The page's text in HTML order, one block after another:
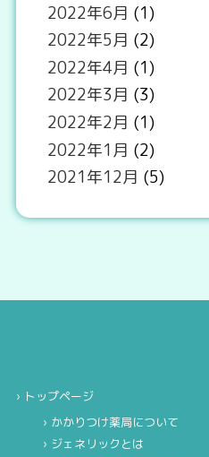
2022年6月 (1)
2022年5月 (2)
2022年4月 (1)
2022年3月 (3)
2022年2月 (1)
2022年1月 (2)
2021年12月 (5)
トップページ
かかりつけ薬局について
ジェネリックとは